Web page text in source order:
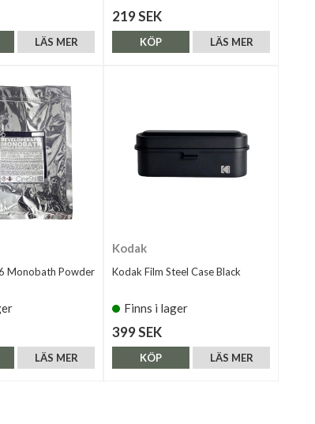
LÄS MER
219 SEK
LÄS MER
KÖP
Monobath Powder
LÄS MER
Kodak
Kodak Film Steel Case Black
Finns i lager
399 SEK
LÄS MER
KÖP